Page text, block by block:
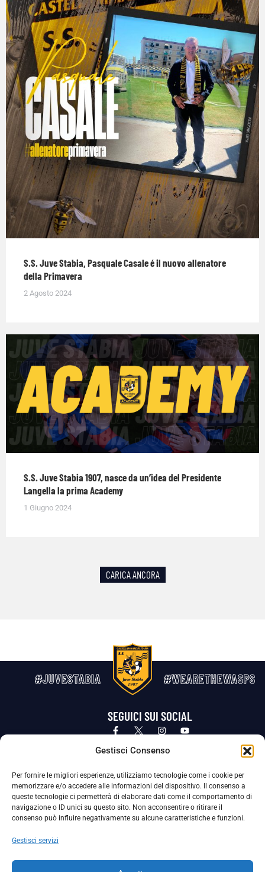
Gestisci Consenso
Per fornire le migliori esperienze, utilizziamo tecnologie come i cookie per
memorizzare e/o accedere alle informazioni del dispositivo. Il consenso a
queste tecnologie ci permetterà di elaborare dati come il comportamento di
navigazione o ID unici su questo sito. Non acconsentire o ritirare il
consenso può influire negativamente su alcune caratteristiche e funzioni.
Gestisci servizi
S.S. Juve Stabia, Pasquale Casale é il nuovo allenatore
della Primavera
2 Agosto 2024
S.S. Juve Stabia 1907, nasce da un’idea del Presidente
Langella la prima Academy
1 Giugno 2024
CARICA ANCORA
#JUVESTABIA #WEARETHEWASPS
SEGUICI SUI SOCIAL
Privacy Policy Cookie Policy
La Società ha nominato il Responsabile della Protezione dei Dati Personali (DPO), figura specializzata che vigila sulle modalità
adottate dalla nostra Società per tutelare i Suoi dati personali.
Per contattare il DPO può scrivere a